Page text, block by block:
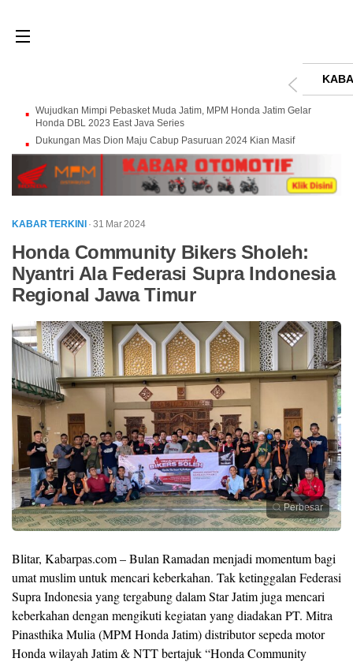
Wujudkan Mimpi Pebasket Muda Jatim, MPM Honda Jatim Gelar
Honda DBL 2023 East Java Series
Dukungan Mas Dion Maju Cabup Pasuruan 2024 Kian Masif
KABAR TERKINI · 31 Mar 2024
Honda Community Bikers Sholeh:
Nyantri Ala Federasi Supra Indonesia
Regional Jawa Timur
Perbesar
Blitar, Kabarpas.com – Bulan Ramadan menjadi momentum bagi
umat muslim untuk mencari keberkahan. Tak ketinggalan Federasi
Supra Indonesia yang tergabung dalam Star Jatim juga mencari
keberkahan dengan mengikuti kegiatan yang diadakan PT. Mitra
Pinasthika Mulia (MPM Honda Jatim) distributor sepeda motor
Honda wilayah Jatim & NTT bertajuk “Honda Community